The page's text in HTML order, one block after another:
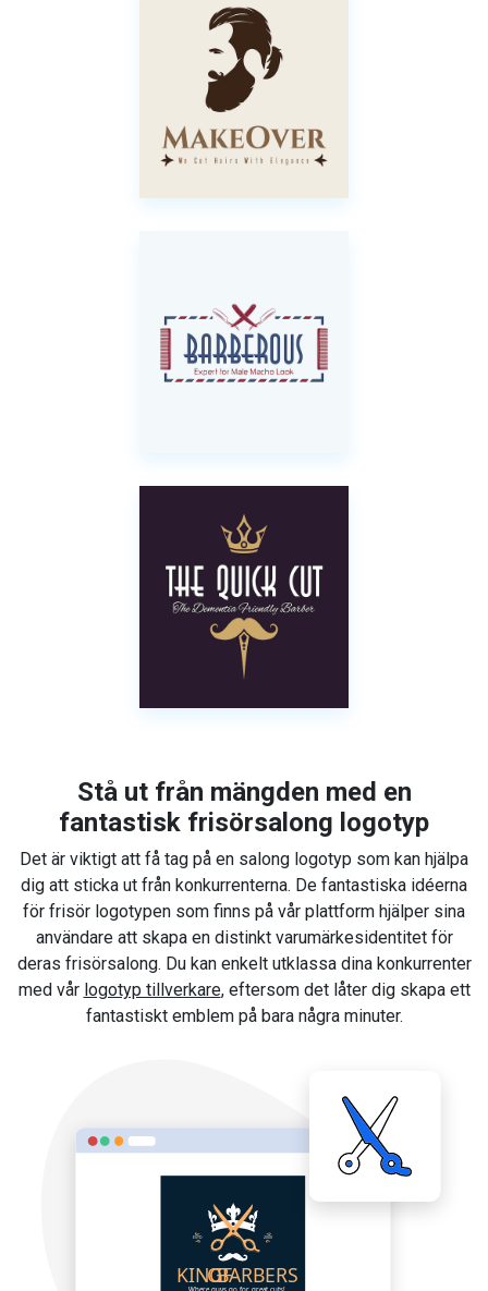
Stå ut från mängden med en
fantastisk frisörsalong logotyp
Det är viktigt att få tag på en salong logotyp som kan hjälpa
dig att sticka ut från konkurrenterna. De fantastiska idéerna
för frisör logotypen som finns på vår plattform hjälper sina
användare att skapa en distinkt varumärkesidentitet för
deras frisörsalong. Du kan enkelt utklassa dina konkurrenter
med vår logotyp tillverkare, eftersom det låter dig skapa ett
fantastiskt emblem på bara några minuter.